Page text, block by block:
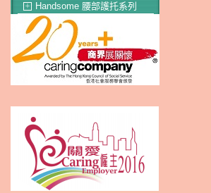
＋ Handsome 腰部護托系列